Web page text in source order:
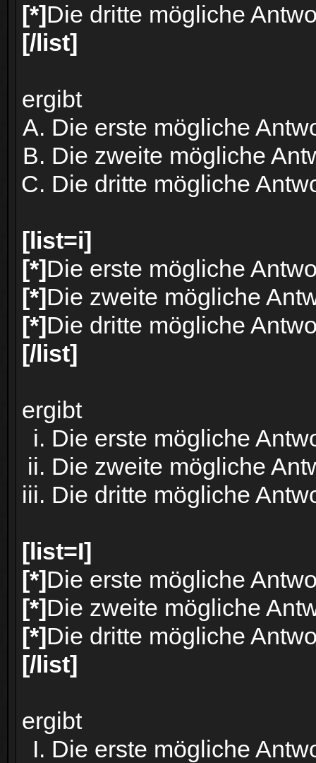
[*]Die dritte mögliche
[/list]
ergibt
Die erste mögliche
Die zweite mögliche
Die dritte mögliche
[list=i]
[*]Die erste mögliche
[*]Die zweite mögliche
[*]Die dritte mögliche
[/list]
ergibt
Die erste mögliche
Die zweite mögliche
Die dritte mögliche
[list=I]
[*]Die erste mögliche
[*]Die zweite mögliche
[*]Die dritte mögliche
[/list]
ergibt
Die erste mögliche